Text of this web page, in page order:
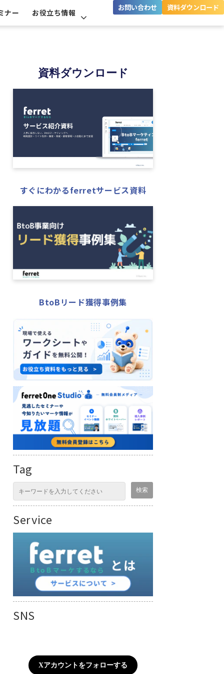
ナー お役立ち情報
お問い合わせ 資料ダウンロード
資料ダウンロード
すぐにわかるferretサービス資料
BtoBリード獲得事例集
Tag
Service
SNS
Xアカウントをフォローする